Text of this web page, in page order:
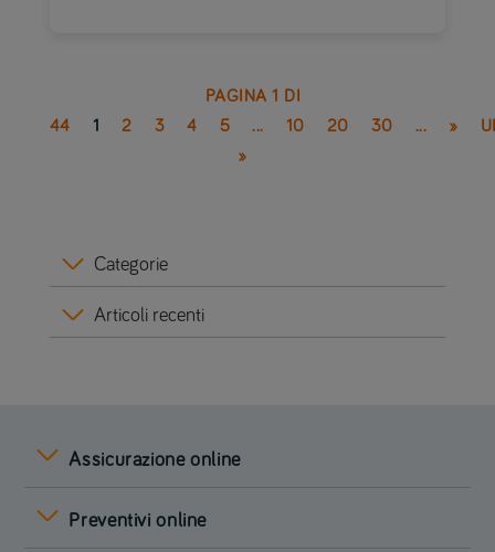
PAGINA 1 DI
44
1 2 3 4 5 ... 10 20 30 ... »
»
Categorie
Articoli recenti
Assicurazione online
Preventivi online